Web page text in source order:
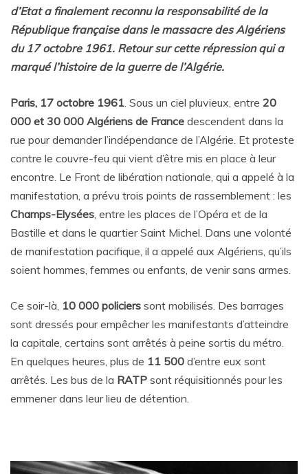
d’Etat a finalement reconnu la responsabilité de la
République française dans le massacre des Algériens
du 17 octobre 1961. Retour sur cette répression qui a
marqué l’histoire de la guerre de l’Algérie.
Paris, 17 octobre 1961 . Sous un ciel pluvieux, entre 20
000 et 30 000 Algériens de France descendent dans la
rue pour demander l’indépendance de l’Algérie. Et proteste
contre le couvre-feu qui vient d’être mis en place à leur
encontre. Le Front de libération nationale, qui a appelé à la
manifestation, a prévu trois points de rassemblement : les
Champs-Elysées , entre les places de l’Opéra et de la
Bastille et dans le quartier Saint Michel. Dans une volonté
de manifestation pacifique, il a appelé aux Algériens, qu’ils
soient hommes, femmes ou enfants, de venir sans armes.
Ce soir-là, 10 000 policiers sont mobilisés. Des barrages
sont dressés pour empêcher les manifestants d’atteindre
la capitale, certains sont arrêtés à peine sortis du métro.
En quelques heures, plus de 11 500 d’entre eux sont
arrêtés. Les bus de la RATP sont réquisitionnés pour les
emmener dans leur lieu de détention.